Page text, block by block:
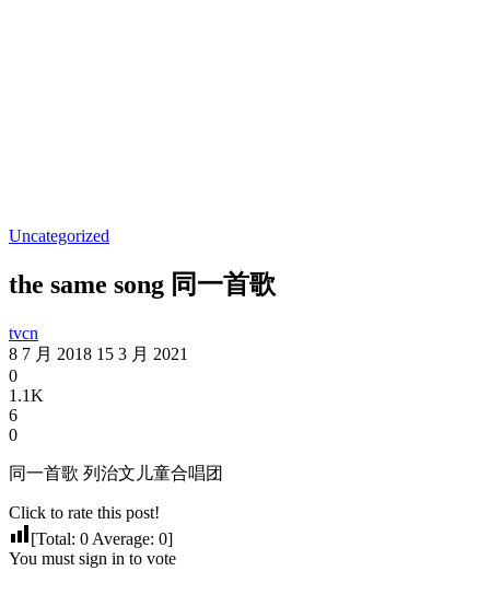
Uncategorized
the same song 同一首歌
tvcn
8 7 月 2018 15 3 月 2021
0
1.1K
6
0
同一首歌 列治文儿童合唱团
Click to rate this post!
[Total: 0 Average: 0]
You must sign in to vote